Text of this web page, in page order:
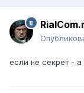
если не секрет -